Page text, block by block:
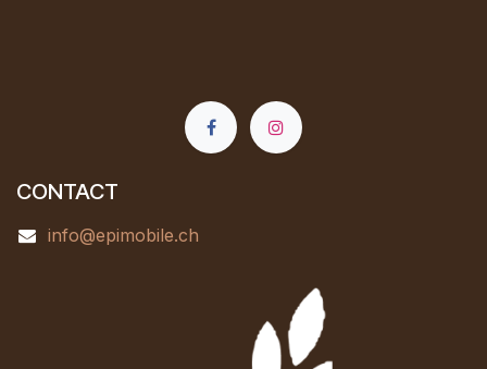
CONTACT
info@epimobile.ch